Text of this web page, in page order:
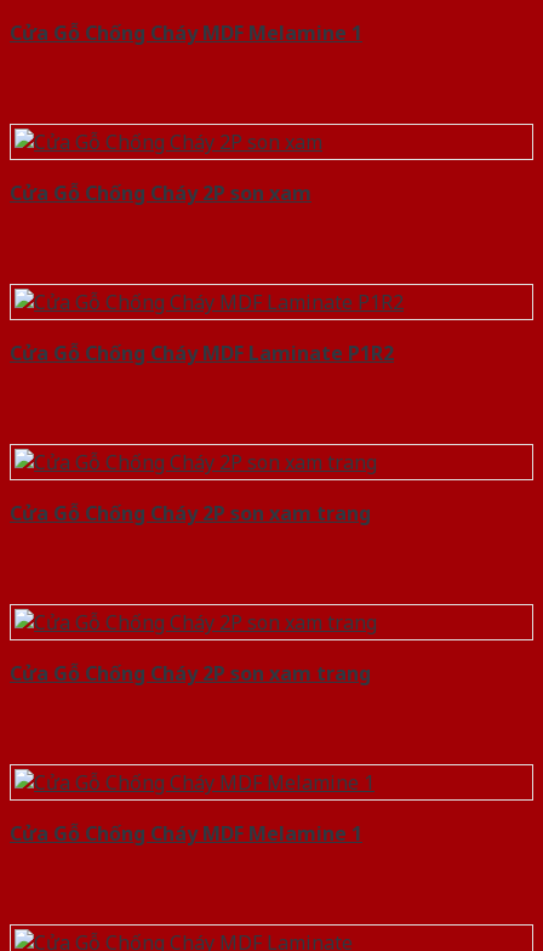
Cửa Gỗ Chống Cháy MDF Melamine 1
Cửa Gỗ Chống Cháy 2P son xam
Cửa Gỗ Chống Cháy MDF Laminate P1R2
Cửa Gỗ Chống Cháy 2P son xam trang
Cửa Gỗ Chống Cháy 2P son xam trang
Cửa Gỗ Chống Cháy MDF Melamine 1